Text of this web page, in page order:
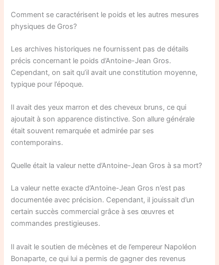
Comment se caractérisent le poids et les autres mesures
physiques de Gros?
Les archives historiques ne fournissent pas de détails
précis concernant le poids d’Antoine-Jean Gros.
Cependant, on sait qu’il avait une constitution moyenne,
typique pour l’époque.
Il avait des yeux marron et des cheveux bruns, ce qui
ajoutait à son apparence distinctive. Son allure générale
était souvent remarquée et admirée par ses
contemporains.
Quelle était la valeur nette d’Antoine-Jean Gros à sa mort?
La valeur nette exacte d’Antoine-Jean Gros n’est pas
documentée avec précision. Cependant, il jouissait d’un
certain succès commercial grâce à ses œuvres et
commandes prestigieuses.
Il avait le soutien de mécènes et de l’empereur Napoléon
Bonaparte, ce qui lui a permis de gagner des revenus